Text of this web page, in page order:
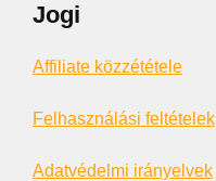
Jogi
Affiliate közzététele
Felhasználási feltételek
Adatvédelmi irányelvek